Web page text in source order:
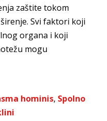
zaštite tokom
Svi faktori koji
organa i koji
mogu
hominis, Spolno